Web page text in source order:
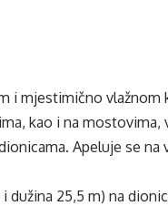
i mjestimično vlažnom
kao i na mostovima,
Apeluje se na
dužina 25,5 m) na